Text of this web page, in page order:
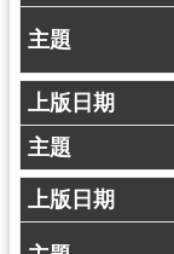
園
市
府
n
g
i